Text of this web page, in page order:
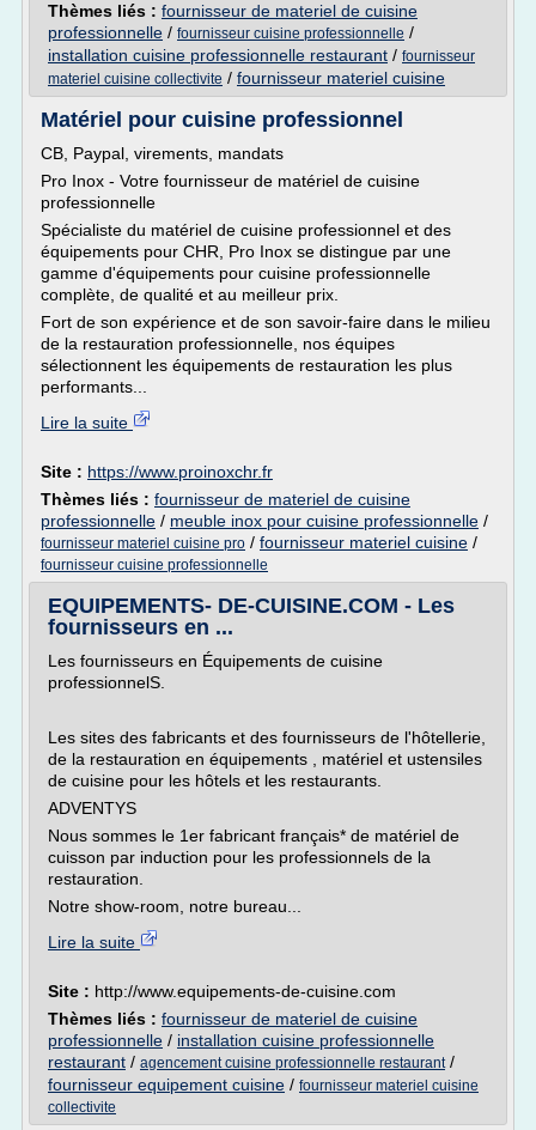
Thèmes liés : fournisseur de materiel de cuisine
professionnelle / fournisseur cuisine professionnelle /
installation cuisine professionnelle restaurant / fournisseur
materiel cuisine collectivite / fournisseur materiel cuisine
Matériel pour cuisine professionnel
CB, Paypal, virements, mandats
Pro Inox - Votre fournisseur de matériel de cuisine
professionnelle
Spécialiste du matériel de cuisine professionnel et des
équipements pour CHR, Pro Inox se distingue par une
gamme d'équipements pour cuisine professionnelle
complète, de qualité et au meilleur prix.
Fort de son expérience et de son savoir-faire dans le milieu
de la restauration professionnelle, nos équipes
sélectionnent les équipements de restauration les plus
performants...
Lire la suite
Site : https://www.proinoxchr.fr
Thèmes liés : fournisseur de materiel de cuisine
professionnelle / meuble inox pour cuisine professionnelle /
fournisseur materiel cuisine pro / fournisseur materiel cuisine /
fournisseur cuisine professionnelle
EQUIPEMENTS- DE-CUISINE.COM - Les
fournisseurs en ...
Les fournisseurs en Équipements de cuisine
professionnelS.
Les sites des fabricants et des fournisseurs de l'hôtellerie,
de la restauration en équipements , matériel et ustensiles
de cuisine pour les hôtels et les restaurants.
ADVENTYS
Nous sommes le 1er fabricant français* de matériel de
cuisson par induction pour les professionnels de la
restauration.
Notre show-room, notre bureau...
Lire la suite
Site : http://www.equipements-de-cuisine.com
Thèmes liés : fournisseur de materiel de cuisine
professionnelle / installation cuisine professionnelle
restaurant / agencement cuisine professionnelle restaurant/
fournisseur equipement cuisine / fournisseur materiel cuisine
collectivite